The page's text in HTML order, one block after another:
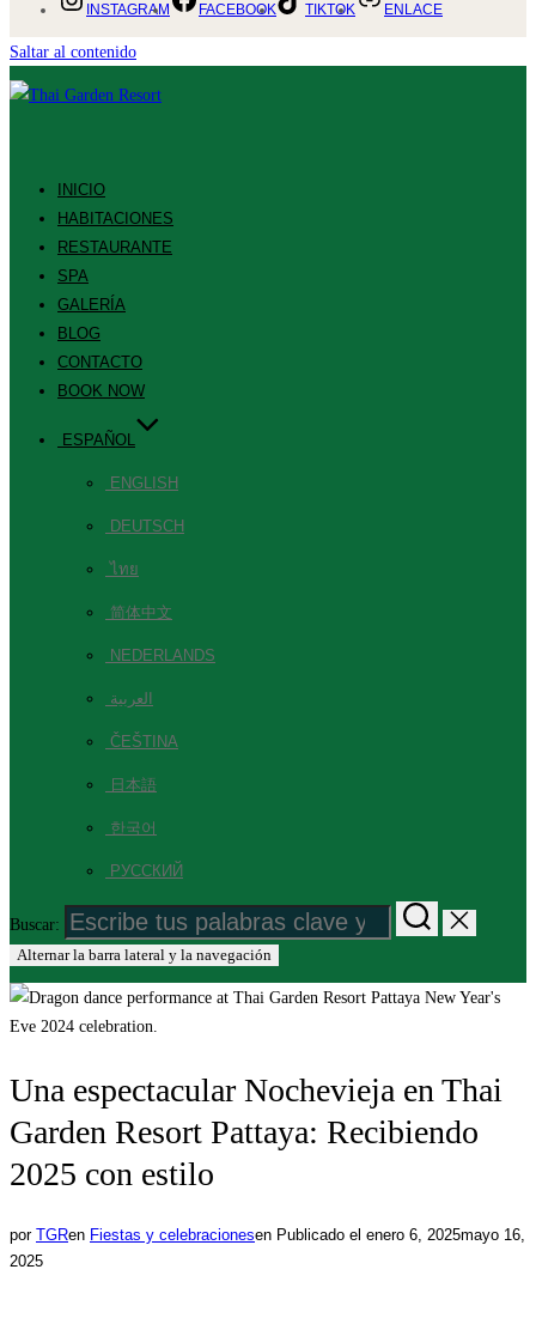
INSTAGRAM FACEBOOK TIKTOK ENLACE
Saltar al contenido
INICIO
HABITACIONES
RESTAURANTE
SPA
GALERÍA
BLOG
CONTACTO
BOOK NOW
ESPAÑOL
ENGLISH
DEUTSCH
ไทย
简体中文
NEDERLANDS
العربية
ČEŠTINA
日本語
한국어
РУССКИЙ
Buscar:
Alternar la barra lateral y la navegación
Una espectacular Nochevieja en Thai
Garden Resort Pattaya: Recibiendo
2025 con estilo
por TGRen Fiestas y celebracionesen Publicado el enero 6, 2025mayo 16,
2025